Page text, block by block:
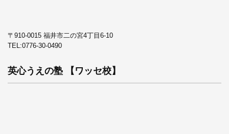
〒910-0015 福井市二の宮4丁目6-10
TEL:0776-30-0490
英心うえの塾 【ワッセ校】